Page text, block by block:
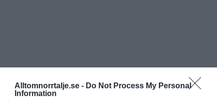
Alltomnorrtalje.se - Do Not Process My Personal
Information